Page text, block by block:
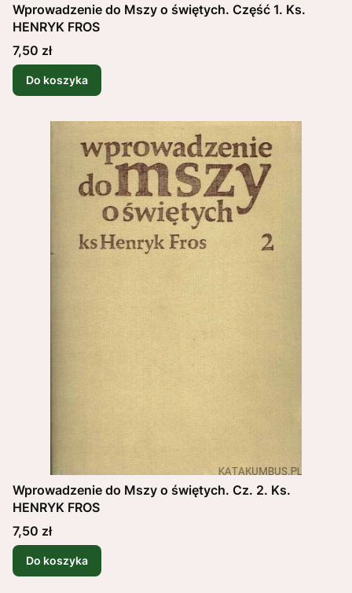
Wprowadzenie do Mszy o świętych. Część 1. Ks.
HENRYK FROS
Cena
7,50 zł
Do koszyka
Wprowadzenie do Mszy o świętych. Cz. 2. Ks.
HENRYK FROS
Cena
7,50 zł
Do koszyka